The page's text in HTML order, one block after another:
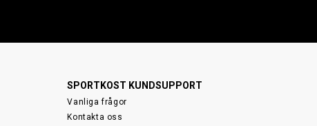
SPORTKOST KUNDSUPPORT
Vanliga frågor
Kontakta oss